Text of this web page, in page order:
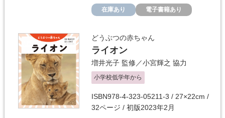
在庫あり 電子書籍あり
どうぶつの赤ちゃん
ライオン
増井光子 監修／小宮輝之 協力
小学校低学年から
ISBN978-4-323-05211-3 / 27×22cm /
32ページ / 初版2023年2月